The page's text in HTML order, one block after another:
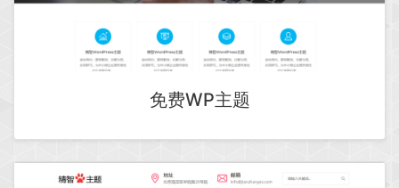
免费WP主题